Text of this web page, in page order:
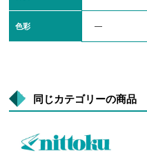
色彩 ―
同じカテゴリーの商品